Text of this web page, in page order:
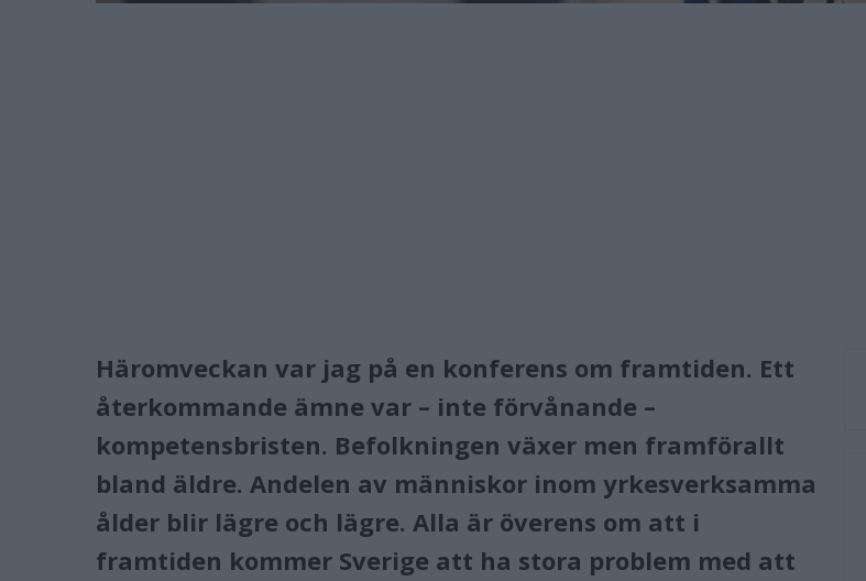
Häromveckan var jag på en konferens om framtiden. Ett
återkommande ämne var – inte förvånande –
kompetensbristen. Befolkningen växer men framförallt
bland äldre. Andelen av människor inom yrkesverksamma
ålder blir lägre och lägre. Alla är överens om att i
framtiden kommer Sverige att ha stora problem med att